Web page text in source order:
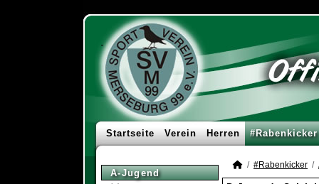
Startseite Verein Herren #Rabenkicker
A-Jugend
#Rabenkicker